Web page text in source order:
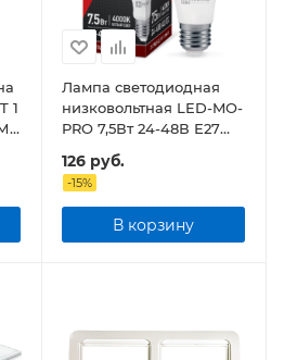
1
Лампа светодиодная
низковольтная LED-MO-
PRO 7,5Вт 24-48В Е27
126руб.
-15%
В корзину